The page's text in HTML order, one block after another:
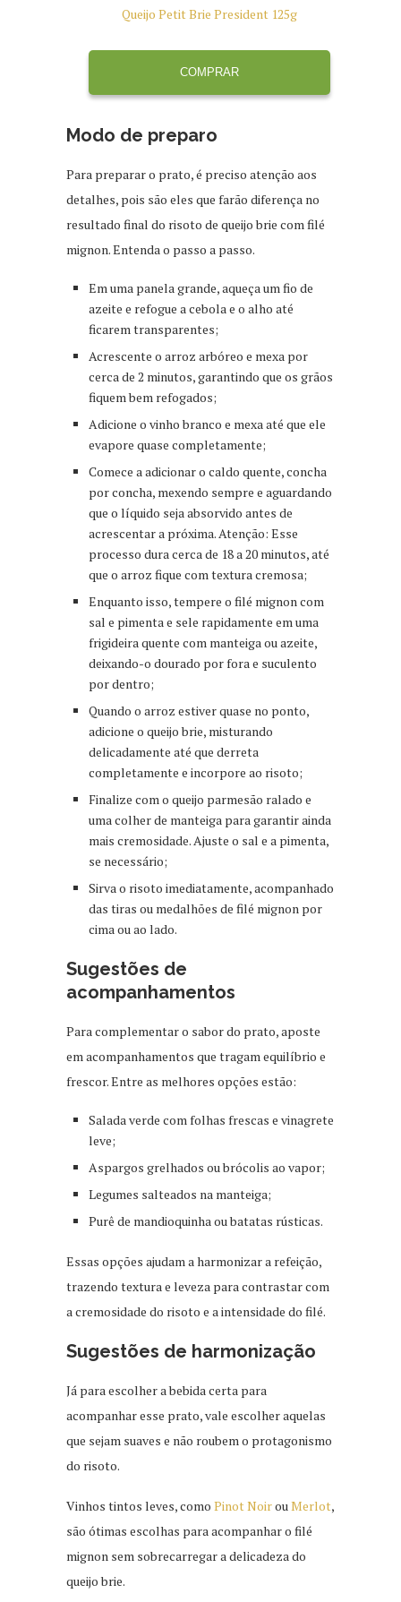
Queijo Petit Brie President 125g
COMPRAR
Modo de preparo
Para preparar o prato, é preciso atenção aos
detalhes, pois são eles que farão diferença no
resultado final do risoto de queijo brie com filé
mignon. Entenda o passo a passo.
Em uma panela grande, aqueça um fio de
azeite e refogue a cebola e o alho até
ficarem transparentes;
Acrescente o arroz arbóreo e mexa por
cerca de 2 minutos, garantindo que os grãos
fiquem bem refogados;
Adicione o vinho branco e mexa até que ele
evapore quase completamente;
Comece a adicionar o caldo quente, concha
por concha, mexendo sempre e aguardando
que o líquido seja absorvido antes de
acrescentar a próxima. Atenção: Esse
processo dura cerca de 18 a 20 minutos, até
que o arroz fique com textura cremosa;
Enquanto isso, tempere o filé mignon com
sal e pimenta e sele rapidamente em uma
frigideira quente com manteiga ou azeite,
deixando-o dourado por fora e suculento
por dentro;
Quando o arroz estiver quase no ponto,
adicione o queijo brie, misturando
delicadamente até que derreta
completamente e incorpore ao risoto;
Finalize com o queijo parmesão ralado e
uma colher de manteiga para garantir ainda
mais cremosidade. Ajuste o sal e a pimenta,
se necessário;
Sirva o risoto imediatamente, acompanhado
das tiras ou medalhões de filé mignon por
cima ou ao lado.
Sugestões de
acompanhamentos
Para complementar o sabor do prato, aposte
em acompanhamentos que tragam equilíbrio e
frescor. Entre as melhores opções estão:
Salada verde com folhas frescas e vinagrete
leve;
Aspargos grelhados ou brócolis ao vapor;
Legumes salteados na manteiga;
Purê de mandioquinha ou batatas rústicas.
Essas opções ajudam a harmonizar a refeição,
trazendo textura e leveza para contrastar com
a cremosidade do risoto e a intensidade do filé.
Sugestões de harmonização
Já para escolher a bebida certa para
acompanhar esse prato, vale escolher aquelas
que sejam suaves e não roubem o protagonismo
do risoto.
Vinhos tintos leves, como Pinot NoirouMerlot,
são ótimas escolhas para acompanhar o filé
mignon sem sobrecarregar a delicadeza do
queijo brie.